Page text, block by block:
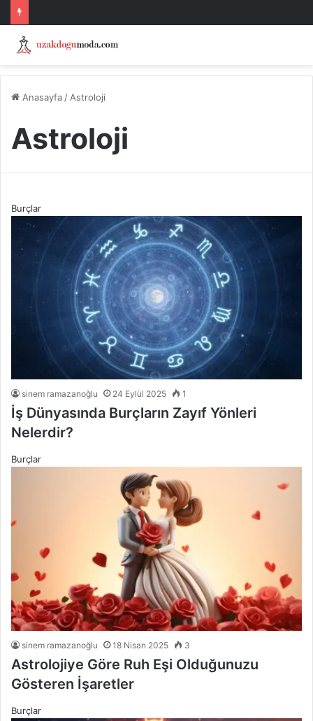
Anasayfa / Astroloji
Astroloji
Burçlar
sinem ramazanoğlu 24 Eylül 2025 1
İş Dünyasında Burçların Zayıf Yönleri
Nelerdir?
Burçlar
sinem ramazanoğlu 18 Nisan 2025 3
Astrolojiye Göre Ruh Eşi Olduğunuzu
Gösteren İşaretler
Burçlar